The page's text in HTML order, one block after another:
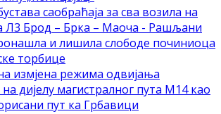
саобраћаја за сва возила на
Л3 Брод – Брка – Маоча - Рашљани
и лишила слободе починиоца
торбице
измјена режима одвијања
на дијелу магистралног пута М14 као
пут ка Грбавици